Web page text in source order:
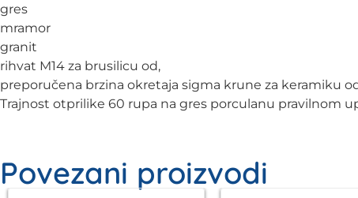
gres
mramor
granit
rihvat M14 za brusilicu od,
preporučena brzina okretaja sigma krune za keramiku
Trajnost otprilike 60 rupa na gres porculanu pravilnom
Povezani proizvodi